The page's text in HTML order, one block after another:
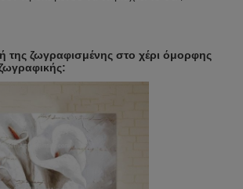
της ζωγραφισμένης στο χέρι όμορφης